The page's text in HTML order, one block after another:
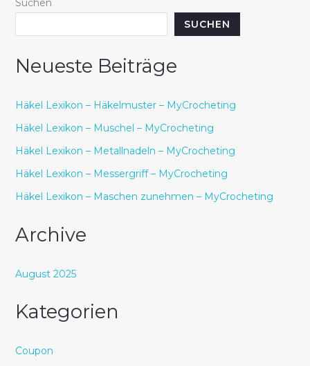
Suchen
SUCHEN
Neueste Beiträge
Häkel Lexikon – Häkelmuster – MyCrocheting
Häkel Lexikon – Muschel – MyCrocheting
Häkel Lexikon – Metallnadeln – MyCrocheting
Häkel Lexikon – Messergriff – MyCrocheting
Häkel Lexikon – Maschen zunehmen – MyCrocheting
Archive
August 2025
Kategorien
Coupon